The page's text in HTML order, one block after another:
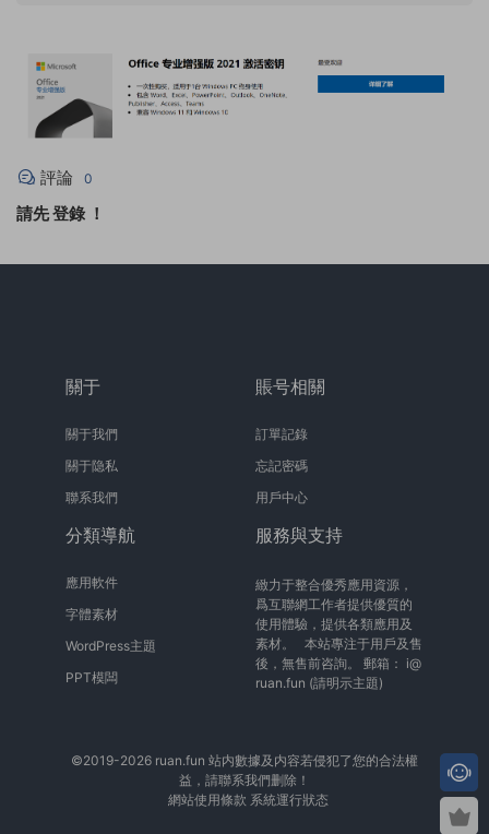
評論 0
請先登錄 ！
關于
關于我們
關于隐私
聯系我們
賬号相關
訂單記錄
忘記密碼
用戶中心
分類導航
應用軟件
字體素材
WordPress主題
PPT模闆
服務與支持
緻力于整合優秀應用資源，
爲互聯網工作者提供優質的
使用體驗，提供各類應用及
素材。 本站專注于用戶及售
後，無售前咨詢。 郵箱： i@
ruan.fun (請明示主題)
©2019-2026 ruan.fun 站内數據及内容若侵犯了您的合法權
益，請聯系我們删除！
網站使用條款 系統運行狀态